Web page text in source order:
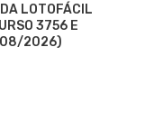
LOTOFÁCIL
3756 E
08/2026)